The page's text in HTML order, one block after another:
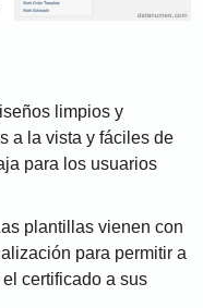
limpios y
a la vista y fáciles de
para los usuarios
plantillas vienen con
para permitir a
certificado a sus